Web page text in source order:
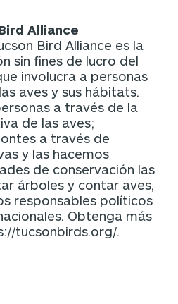
Alliance
Bird Alliance es la
sin fines de lucro del
involucra a personas
aves y sus hábitats.
a través de la
de las aves;
a través de
y las hacemos
de conservación las
árboles y contar aves,
responsables políticos
Obtenga más
tucsonbirds.org/.